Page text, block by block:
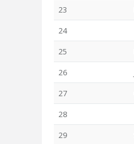
23
24
25
26
27
28
29